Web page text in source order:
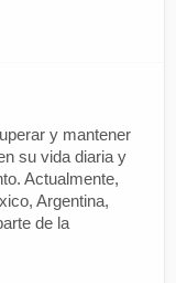
y mantener
su vida diaria y
Actualmente,
Argentina,
de la